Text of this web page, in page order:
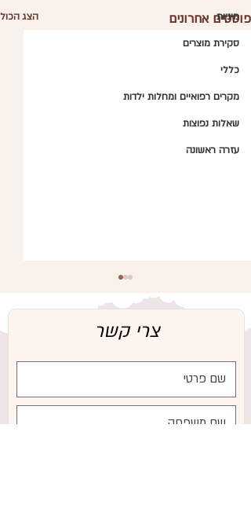
מיניות
סקירת מוצרים
כללי
מקרים רפואיים ומחלות ילדות
שאלות נפוצות
עזרה ראשונה
פוסטים אחרונים הצג הכול
שימוש במוצץ בתקופת ההנקה:
איך לעשות זאת נכון ואיך למנוע
צרי קשר